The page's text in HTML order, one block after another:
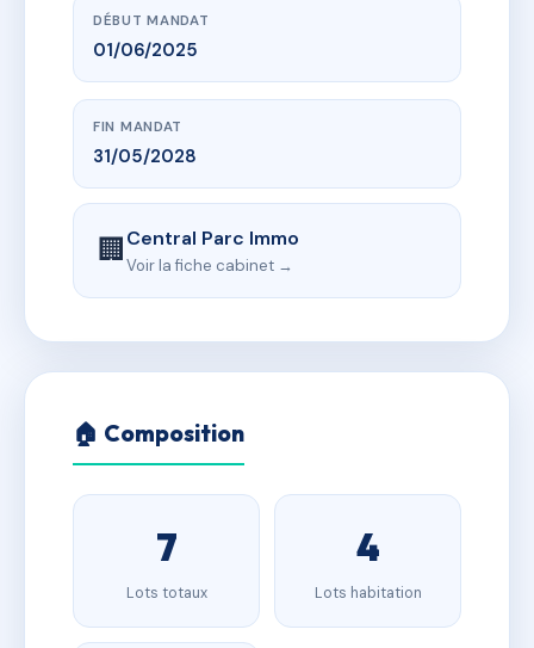
DÉBUT MANDAT
01/06/2025
FIN MANDAT
31/05/2028
🏢Central Parc Immo
Voir la fiche cabinet →
🏠 Composition
7
Lots totaux
4
Lots habitation